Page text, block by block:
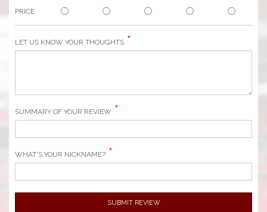
PRICE
LET US KNOW YOUR THOUGHTS
SUMMARY OF YOUR REVIEW
WHAT'S YOUR NICKNAME?
SUBMIT REVIEW